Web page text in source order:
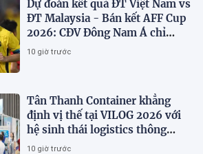
Dự đoán kết quả ĐT Việt Nam vs
ĐT Malaysia - Bán kết AFF Cup
2026: CĐV Đông Nam Á chỉ
thẳng tỷ số
10 giờ trước
Tân Thanh Container khẳng
định vị thế tại VILOG 2026 với
hệ sinh thái logistics thông
minh
10 giờ trước